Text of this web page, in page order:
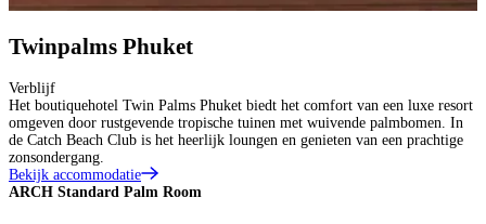
Twinpalms Phuket
Verblijf
Het boutiquehotel Twin Palms Phuket biedt het comfort van een luxe resort
omgeven door rustgevende tropische tuinen met wuivende palmbomen. In
de Catch Beach Club is het heerlijk loungen en genieten van een prachtige
zonsondergang.
Bekijk accommodatie
ARCH Standard Palm Room